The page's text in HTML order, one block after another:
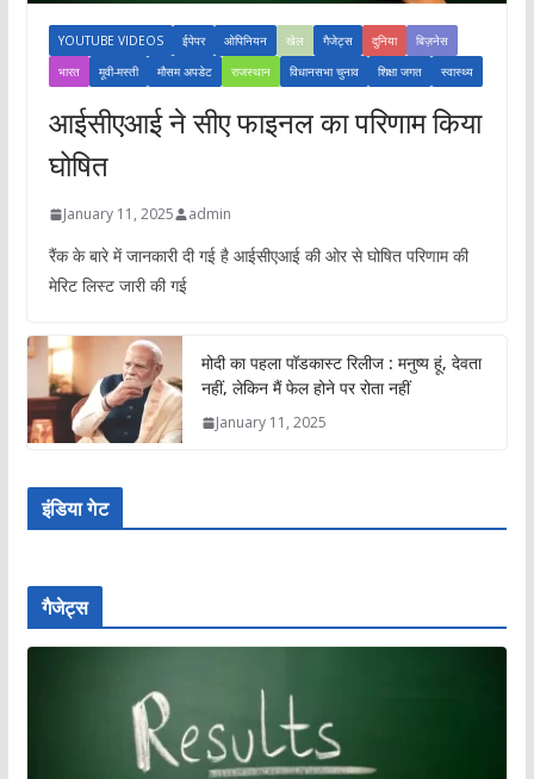
YOUTUBE VIDEOS ईपेपर ओपिनियन खेल गैजेट्स दुनिया
बिज़नेस
भारत
मूवी-मस्ती मौसम अपडेट राजस्थान विधानसभा चुनाव शिक्षा जगत स्वास्थ्य
आईसीएआई ने सीए फाइनल का परिणाम किया
घोषित
January 11, 2025 admin
रैंक के बारे में जानकारी दी गई है आईसीएआई की ओर से घोषित परिणाम की
मेरिट लिस्ट जारी की गई
मोदी का पहला पॉडकास्ट रिलीज : मनुष्य हूं, देवता
नहीं, लेकिन मैं फेल होने पर रोता नहीं
January 11, 2025
इंडिया गेट
गैजेट्स